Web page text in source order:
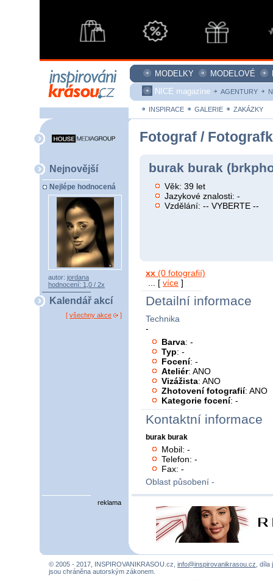
MODELKY MODELOVÉ
NICE magazine
AGENTURY
INSPIRACE GALERIE ZAKÁZKY
Nejnovější
Nejlépe hodnocená
autor: jordana
hodnocení: 1,0 / 2x
Kalendář akcí
[ všechny akce ]
Fotograf /
burak burak
Věk: 39 let
Jazykové znalosti: -
Vzdělání: -- VYBERTE --
xx (0 fotografií)
... [ více ]
Detailní informace
Technika
-
Barva: -
Typ: -
Focení: -
Ateliér: ANO
Vizážista: ANO
Zhotovení fotografií: ANO
Kategorie focení: -
Kontaktní informace
burak burak
Mobil: -
Telefon: -
Fax: -
Oblast působení -
reklama
© 2005 - 2017, INSPIROVANIKRASOU.cz, info@inspirovanikrasou.cz ,
jsou chráněna autorským zákonem.